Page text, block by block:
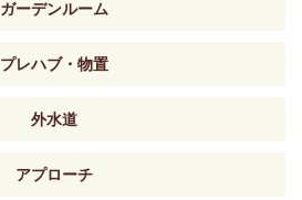
ガーデンルーム
プレハブ・物置
外水道
アプローチ